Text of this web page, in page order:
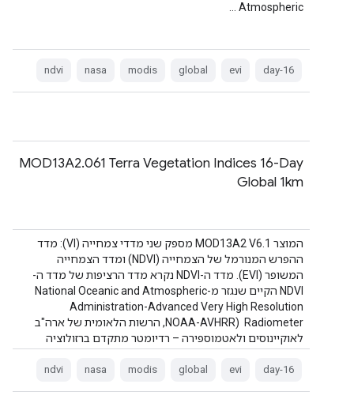
Atmospheric …
16-day
evi
global
modis
nasa
ndvi
‫MOD13A2.061 Terra Vegetation Indices 16-Day
Global 1km
המוצר MOD13A2 V6.1 מספק שני מדדי צמחייה (VI): מדד
ההפרש המנורמל של הצמחייה (NDVI) ומדד הצמחייה
המשופר (EVI). מדד ה-NDVI נקרא מדד הרציפות של מדד ה-
NDVI הקיים שנגזר מ-National Oceanic and Atmospheric
Administration-Advanced Very High Resolution
Radiometer ‏ (NOAA-AVHRR, הרשות הלאומית של ארה"ב
לאוקיינוסים ולאטמוספירה – רדיומטר מתקדם ברזולוציה
16-day
evi
global
modis
nasa
ndvi